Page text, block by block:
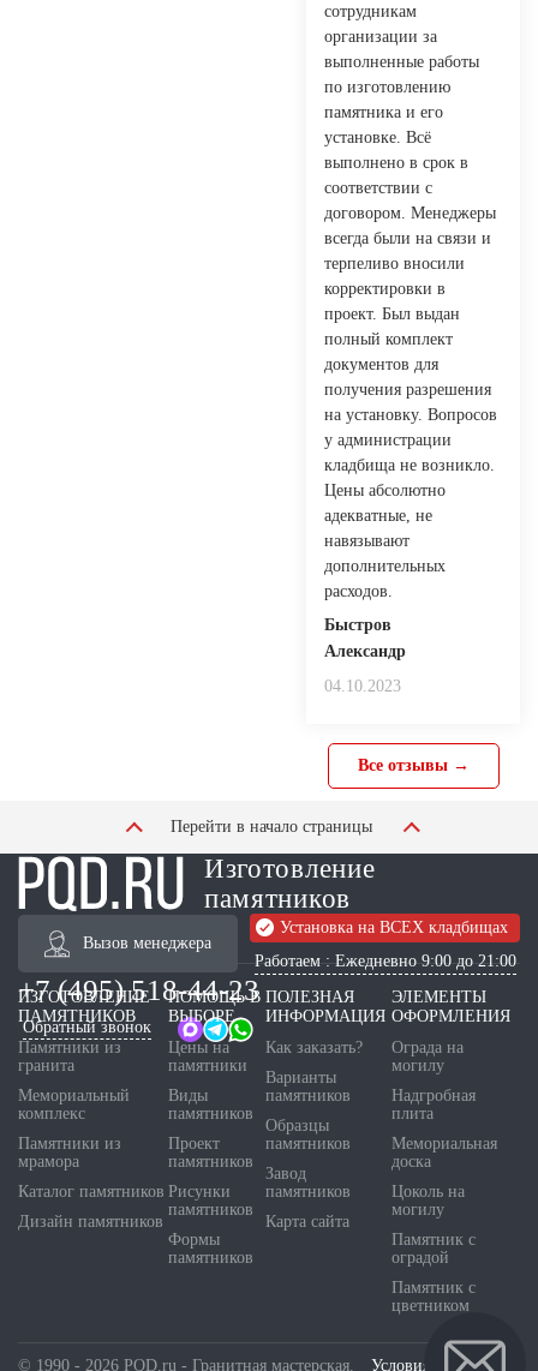
сотрудникам
организации за
выполненные работы
по изготовлению
памятника и его
установке. Всё
выполнено в срок в
соответствии с
договором. Менеджеры
всегда были на связи и
терпеливо вносили
корректировки в
проект. Был выдан
полный комплект
документов для
получения разрешения
на установку. Вопросов
у администрации
кладбища не возникло.
Цены абсолютно
адекватные, не
навязывают
дополнительных
расходов.
Быстров
Александр
04.10.2023
Все отзывы →
Перейти в начало страницы
Изготовление
памятников
Вызов менеджера
Установка на ВСЕХ кладбищах
Работаем : Ежедневно 9:00 до 21:00
+7 (495) 518-44-23
Обратный звонок
ИЗГОТОВЛЕНИЕ
ПАМЯТНИКОВ
Памятники из
гранита
Мемориальный
комплекс
Памятники из
мрамора
Каталог памятников
Дизайн памятников
ПОМОЩЬ В
ВЫБОРЕ
Цены на
памятники
Виды
памятников
Проект
памятников
Рисунки
памятников
Формы
памятников
ПОЛЕЗНАЯ
ИНФОРМАЦИЯ
Как заказать?
Варианты
памятников
Образцы
памятников
Завод
памятников
Карта сайта
ЭЛЕМЕНТЫ
ОФОРМЛЕНИЯ
Ограда на
могилу
Надгробная
плита
Мемориальная
доска
Цоколь на
могилу
Памятник с
оградой
Памятник с
цветником
© 1990 - 2026 PQD.ru - Гранитная мастерская. Условия